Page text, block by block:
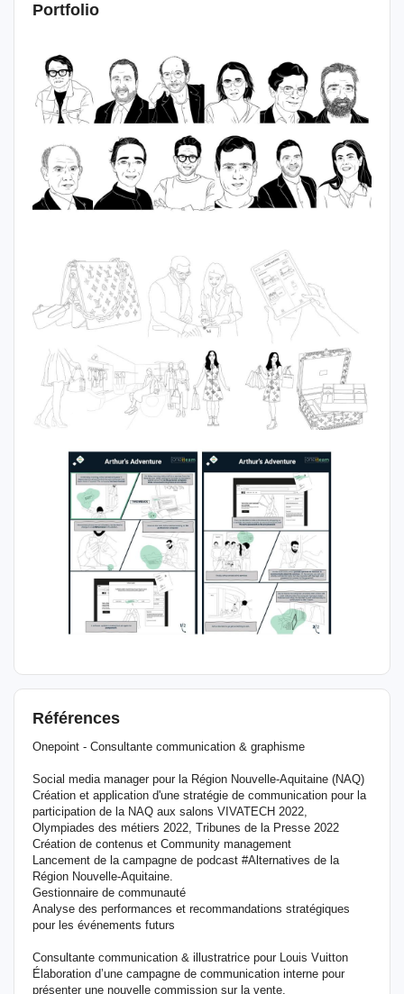
Portfolio
Références
Onepoint - Consultante communication & graphisme
Social media manager pour la Région Nouvelle-Aquitaine (NAQ)
Création et application d'une stratégie de communication pour la
participation de la NAQ aux salons VIVATECH 2022,
Olympiades des métiers 2022, Tribunes de la Presse 2022
Création de contenus et Community management
Lancement de la campagne de podcast #Alternatives de la
Région Nouvelle-Aquitaine.
Gestionnaire de communauté
Analyse des performances et recommandations stratégiques
pour les événements futurs
Consultante communication & illustratrice pour Louis Vuitton
Élaboration d’une campagne de communication interne pour
présenter une nouvelle commission sur la vente.